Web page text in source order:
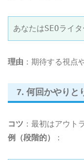
あなたはSEOライ
理由 ：期待する視点
7. 何回かやりと
コツ ：最初はアウト
例（段階的）
：